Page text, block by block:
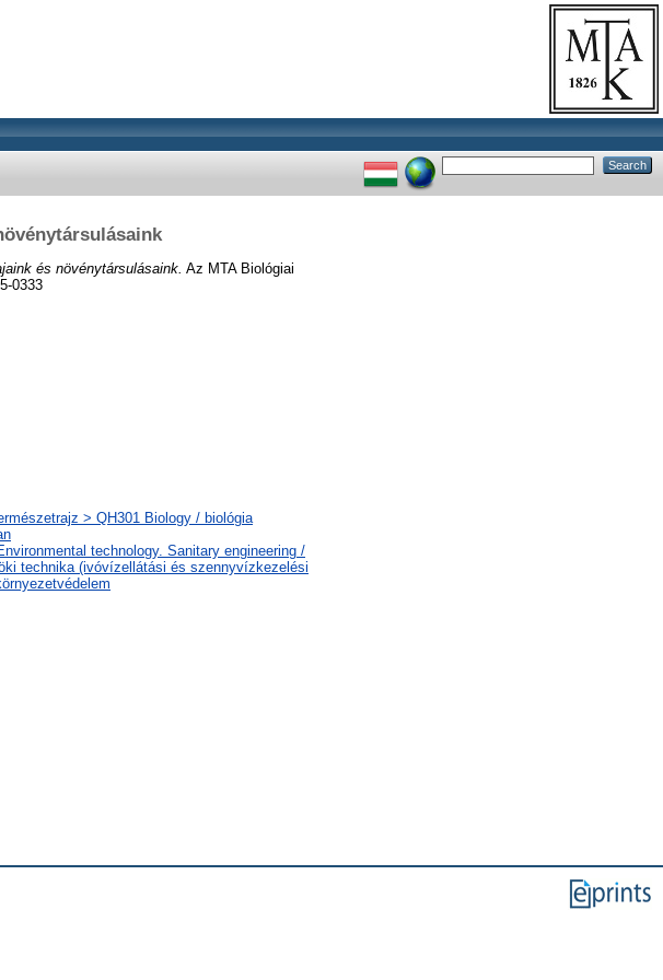
és növénytársulásaink. Az MTA Biológiai
0333
> QH301 Biology / biológia
technology. Sanitary engineering /
technika (ivóvízellátási és szennyvízkezelési